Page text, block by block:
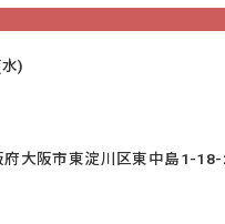
水)
府大阪市東淀川区東中島1-18-